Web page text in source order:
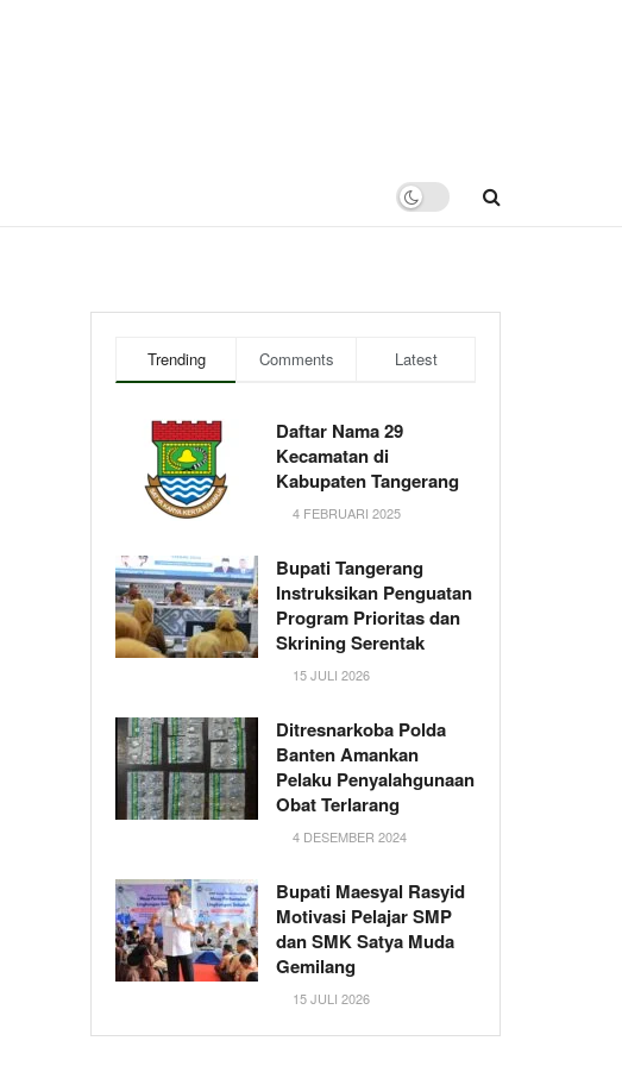
Trending Comments Latest
Daftar Nama 29
Kecamatan di
Kabupaten Tangerang
4 FEBRUARI 2025
Bupati Tangerang
Instruksikan Penguatan
Program Prioritas dan
Skrining Serentak
15 JULI 2026
Ditresnarkoba Polda
Banten Amankan
Pelaku Penyalahgunaan
Obat Terlarang
4 DESEMBER 2024
Bupati Maesyal Rasyid
Motivasi Pelajar SMP
dan SMK Satya Muda
Gemilang
15 JULI 2026